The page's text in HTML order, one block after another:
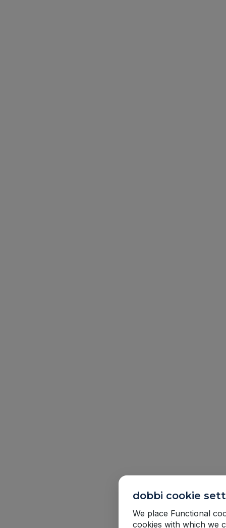
dobbi cookie
We place Functional
cookies with which we